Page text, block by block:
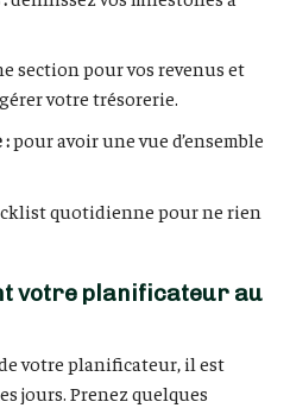
section pour vos revenus et
votre trésorerie.
:pour avoir une vue d’ensemble
quotidienne pour ne rien
votre planificateur au
votre planificateur, il est
jours. Prenez quelques